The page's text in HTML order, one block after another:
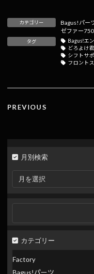
e
b
o
e
e
n
a
カテゴリー Bagus!パー
ゼファー750
タグ Bagus!エ
どろよけ君
シフトサ
フロント
PREVIOUS
月別検索
月
検
カテゴリー
Factory
Bagus!パーツ